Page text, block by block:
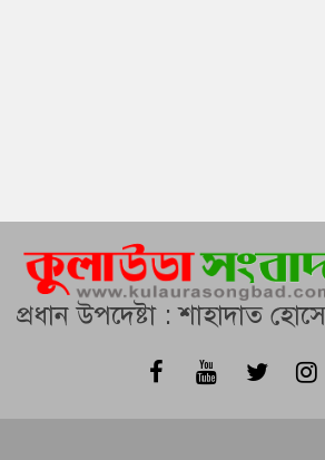
প্রধান উপদেষ্টা : শাহাদাত